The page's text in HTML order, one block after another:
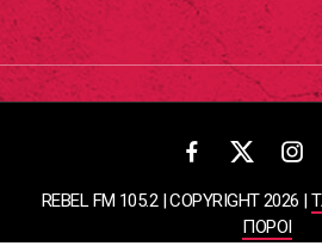
REBEL FM 105.2 | COPYRIGHT 2026 |
ΠΟΡΟΙ